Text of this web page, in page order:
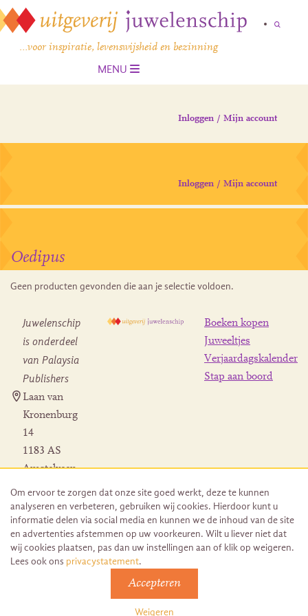
…voor inspiratie, levenswijsheid en bezinning
MENU
Inloggen / Mijn account
Inloggen / Mijn account
Oedipus
Geen producten gevonden die aan je selectie voldoen.
Juwelenschip
is onderdeel
van Palaysia
Publishers
Laan van
Kronenburg
14
1183 AS
Amstelveen
Herroeping
bestelling
Boeken kopen
Juweeltjes
Verjaardagskalender
Stap aan boord
© 2026 Uitgeverij Juwelenschip. Duurzaam ontwikkeld door
Go2People
Om ervoor te zorgen dat onze site goed werkt, deze te kunnen
analyseren en verbeteren, gebruiken wij cookies. Hierdoor kunt u
informatie delen via social media en kunnen we de inhoud van de site
en advertenties afstemmen op uw voorkeuren. Wilt u liever niet dat
wij cookies plaatsen, pas dan uw instellingen aan of klik op weigeren.
Lees ook ons privacystatement.
Accepteren
Weigeren